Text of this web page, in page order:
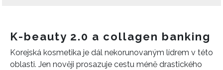
K-beauty 2.0 a collagen banking
Korejská kosmetika je dál nekorunovaným lídrem v této
oblasti. Jen nověji prosazuje cestu méně drastického